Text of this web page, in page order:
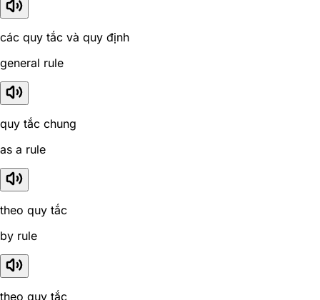
các quy tắc và quy định
general rule
quy tắc chung
as a rule
theo quy tắc
by rule
theo quy tắc